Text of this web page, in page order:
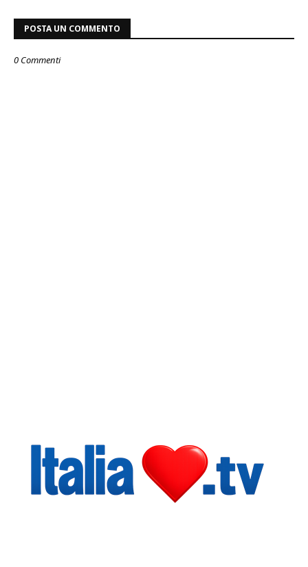
POSTA UN COMMENTO
0 Commenti